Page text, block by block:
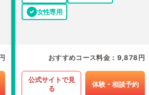
女性専用
おすすめコース料金 9,878円
公式サイトで見
る
体験・相談予約